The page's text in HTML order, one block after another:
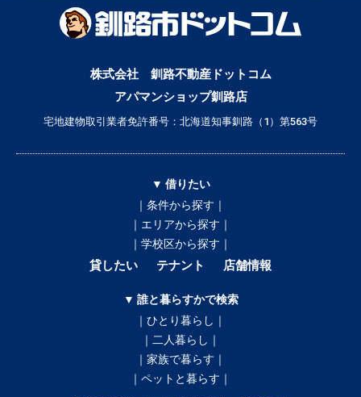
株式会社 釧路不動産ドットコム
アパマンショップ釧路店
宅地建物取引業者免許番号：北海道知事釧路（1）第563号
▼ 借りたい
｜条件から探す｜
｜エリアから探す｜
｜学校区から探す｜
貸したい テナント 店舗情報
▼ 誰と暮らすかで検索
｜ひとり暮らし｜
｜二人暮らし｜
｜家族で暮らす｜
｜ペットと暮らす｜